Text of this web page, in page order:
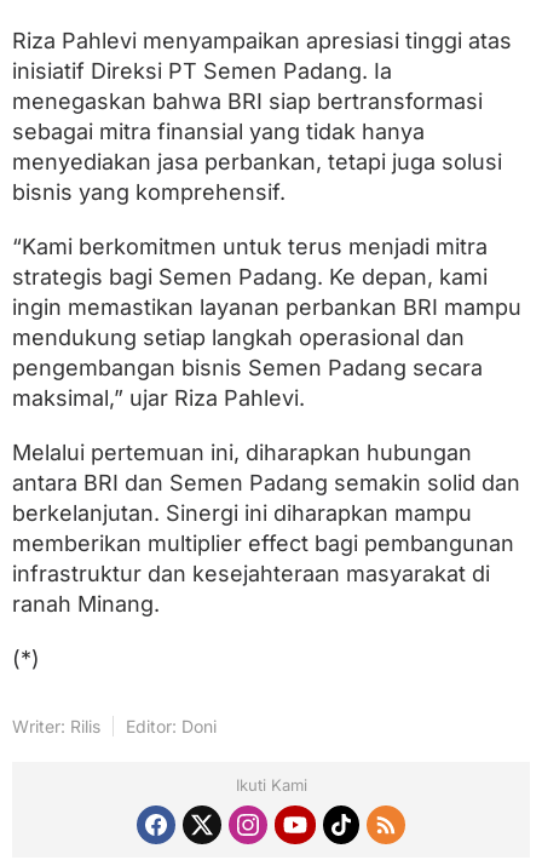
Riza Pahlevi menyampaikan apresiasi tinggi atas
inisiatif Direksi PT Semen Padang. Ia
menegaskan bahwa BRI siap bertransformasi
sebagai mitra finansial yang tidak hanya
menyediakan jasa perbankan, tetapi juga solusi
bisnis yang komprehensif.
“Kami berkomitmen untuk terus menjadi mitra
strategis bagi Semen Padang. Ke depan, kami
ingin memastikan layanan perbankan BRI mampu
mendukung setiap langkah operasional dan
pengembangan bisnis Semen Padang secara
maksimal,” ujar Riza Pahlevi.
Melalui pertemuan ini, diharapkan hubungan
antara BRI dan Semen Padang semakin solid dan
berkelanjutan. Sinergi ini diharapkan mampu
memberikan multiplier effect bagi pembangunan
infrastruktur dan kesejahteraan masyarakat di
ranah Minang.
(*)
Writer: Rilis Editor: Doni
Ikuti Kami